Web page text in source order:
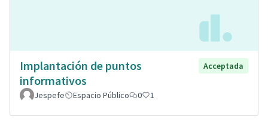
Implantación de puntos
informativos
Acceptada
Jespefe Espacio Público 0 1